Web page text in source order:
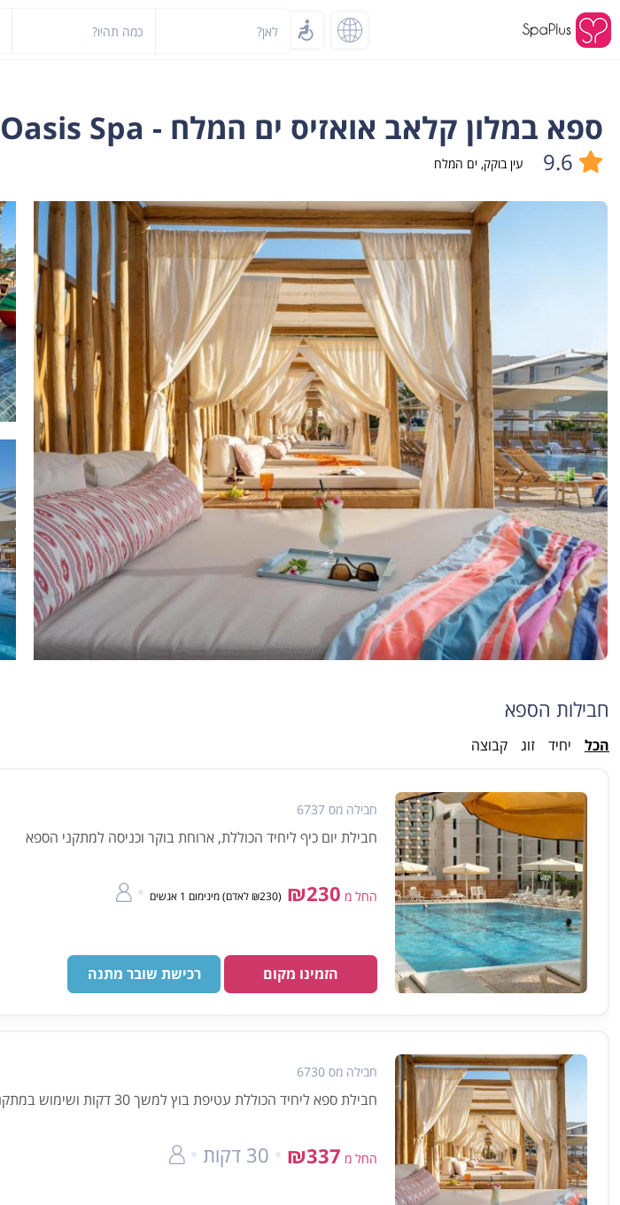
לאן? כמה תהיו?
ספא במלון קלאב אואזיס ים המלח - Oasis Spa
עין בוקק,ים המלח
חבילות הספא
הכל יחיד זוג קבוצה
חבילה מס 6737
חבילת יום כיף ליחיד הכוללת, ארוחת בוקר וכניסה למתקני הספא
החל מ ₪230 (₪230 לאדם) מינימום 1 אנשים
הזמינו מקום רכישת שובר מתנה
חבילה מס 6730
חבילת ספא ליחיד הכוללת עטיפת בוץ למשך 30 דקות ושימוש במתקני הספא
החל מ ₪337 30 דקות